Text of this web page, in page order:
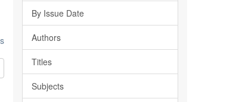
By Issue Date
Authors
Titles
Subjects